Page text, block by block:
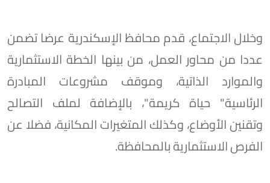
وخلال الاجتماع، قدم محافظ الإسكندرية عرضا تضمن
عددا من محاور العمل، من بينها الخطة الاستثمارية
والموارد الذاتية، وموقف مشروعات المبادرة
الرئاسية" حياة كريمة"، بالإضافة لملف التصالح
وتقنين الأوضاع، وكذلك المتغيرات المكانية، فضلا عن
الفرص الاستثمارية بالمحافظة.